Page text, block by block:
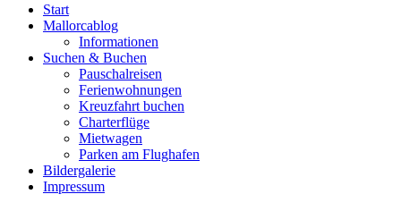
Start
Mallorcablog
Informationen
Suchen & Buchen
Pauschalreisen
Ferienwohnungen
Kreuzfahrt buchen
Charterflüge
Mietwagen
Parken am Flughafen
Bildergalerie
Impressum